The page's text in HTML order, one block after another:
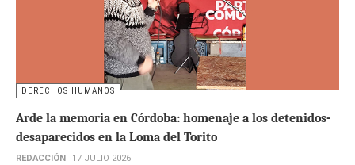
DERECHOS HUMANOS
Arde la memoria en Córdoba: homenaje a los detenidos-
desaparecidos en la Loma del Torito
REDACCIÓN 17 JULIO 2026